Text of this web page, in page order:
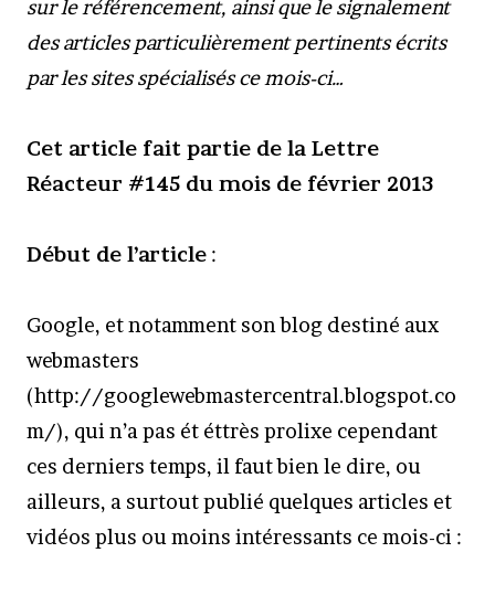
sur le référencement, ainsi que le signalement
des articles particulièrement pertinents écrits
par les sites spécialisés ce mois-ci…
Cet article fait partie de la Lettre
Réacteur #145 du mois de février 2013
Début de l’article :
Google, et notamment son blog destiné aux
webmasters
(http://googlewebmastercentral.blogspot.co
m/), qui n’a pas ét éttrès prolixe cependant
ces derniers temps, il faut bien le dire, ou
ailleurs, a surtout publié quelques articles et
vidéos plus ou moins intéressants ce mois-ci :